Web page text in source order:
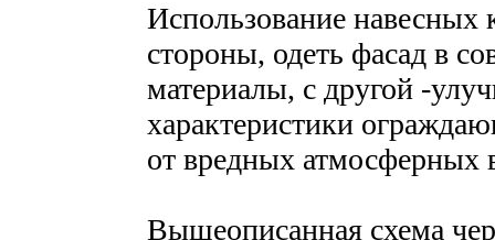
Использование навесных
стороны, одеть фасад в
материалы, с другой -
характеристики
от вредных атмосферных
Вышеописанная схема